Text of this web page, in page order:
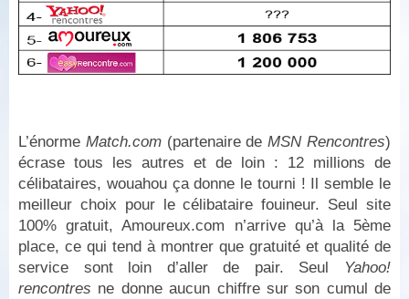
L’énorme Match.com(partenaire deMSN Rencontres)
écrase tous les autres et de loin : 12 millions de
célibataires, wouahou ça donne le tourni ! Il semble le
meilleur choix pour le célibataire fouineur. Seul site
100% gratuit, Amoureux.com n’arrive qu’à la 5ème
place, ce qui tend à montrer que gratuité et qualité de
service sont loin d’aller de pair. Seul
Yahoo!
rencontres ne donne aucun chiffre sur son cumul de